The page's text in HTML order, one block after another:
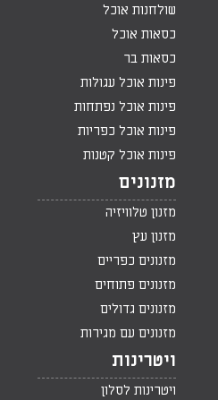
שולחנות אוכל
כסאות אוכל
כסאות בר
פינות אוכל עגולות
פינות אוכל נפתחות
פינות אוכל כפריות
פינות אוכל קטנות
מזנונים
מזנון טלוויזיה
מזנון עץ
מזנונים כפריים
מזנונים פתוחים
מזנונים גדולים
מזנונים עם מגירות
ויטרינות
ויטרינות לסלון